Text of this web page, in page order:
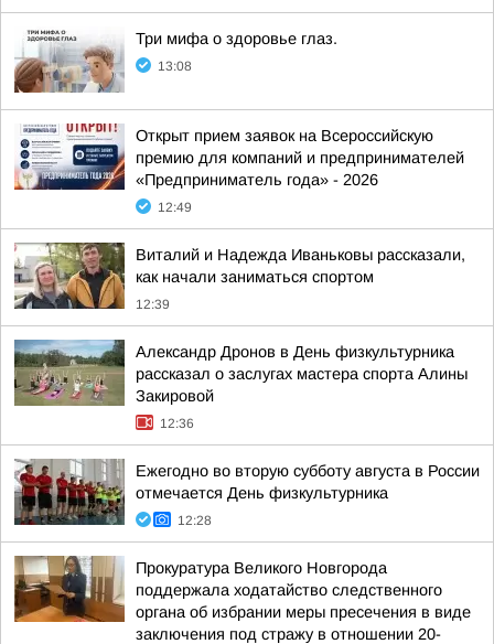
Три мифа о здоровье глаз.
13:08
Открыт прием заявок на Всероссийскую
премию для компаний и предпринимателей
«Предприниматель года» - 2026
12:49
Виталий и Надежда Иваньковы рассказали,
как начали заниматься спортом
12:39
Александр Дронов в День физкультурника
рассказал о заслугах мастера спорта Алины
Закировой
12:36
Ежегодно во вторую субботу августа в России
отмечается День физкультурника
12:28
Прокуратура Великого Новгорода
поддержала ходатайство следственного
органа об избрании меры пресечения в виде
заключения под стражу в отношении 20-